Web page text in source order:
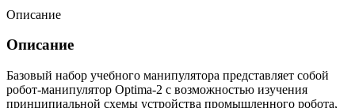
Описание
Описание
Базовый набор учебного манипулятора представляет собой
робот-манипулятор Optima-2 с возможностью изучения
принципиальной схемы устройства промышленного робота,